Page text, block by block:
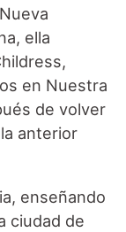
ella
en Nuestra
de volver
anterior
enseñando
ciudad de